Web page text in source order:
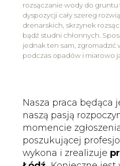
rozsączanie wody do gruntu
dyspozycji cały szereg
drenarskich, skrzynek
bądź studni chłonnych.
jednak ten sam, zgromadzić
podczas opadów i miarowo
Nasza praca będąca
naszą pasją
momencie
poszukującej
wykona i zrealizuje